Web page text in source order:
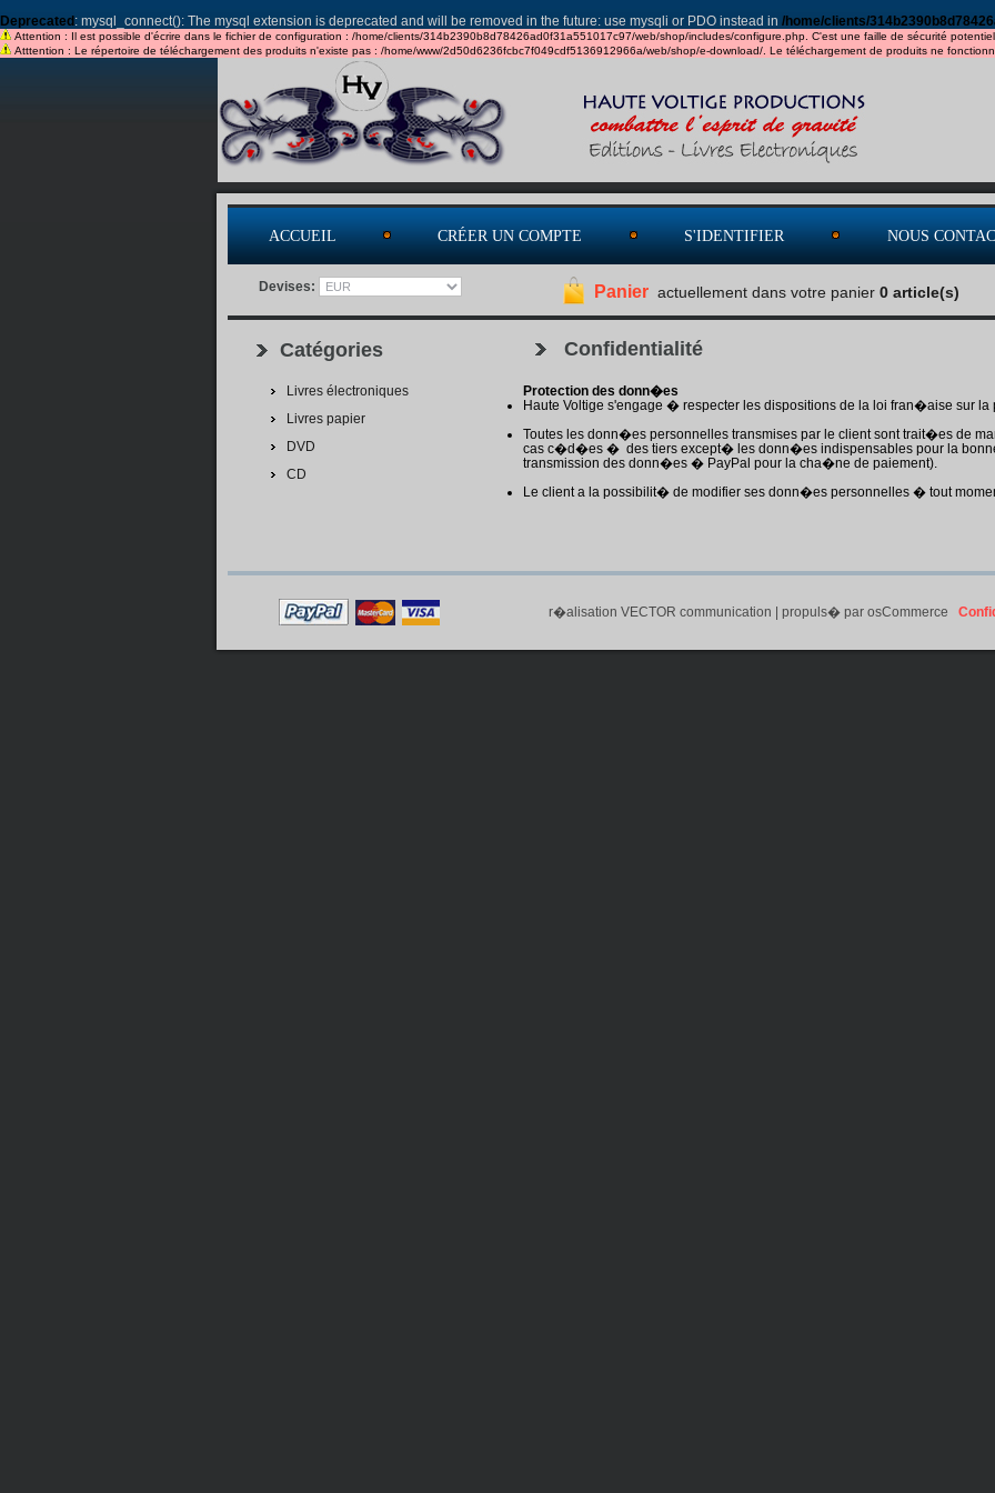
Deprecated : mysql_connect(): The mysql extension is deprecated and will be removed in the future: use mysqli or PDO instead in /home/clients/
Attention : Il est possible d'écrire dans le fichier de configuration : /home/clients/314b2390b8d78426ad0f31a551017c97/web/shop/includes/configure.php. C'est une faille de sécurité
Atttention : Le répertoire de téléchargement des produits n'existe pas : /home/www/2d50d6236fcbc7f049cdf5136912966a/web/shop/e-download/. Le téléchargement de produits ne
ACCUEIL CRÉER UN COMPTE S'IDENTIFIER NOUS
Devises: Panier actuellement dans votre panier 0 article(s)
Catégories
Livres électroniques
Livres papier
DVD
CD
Confidentialité
Protection des donn�es
Haute Voltige s'engage � respecter les dispositions de la loi fran�aise sur
Toutes les donn�es personnelles transmises par le client sont trait�es de
cas c�d�es � des tiers except� les donn�es indispensables pour la
transmission des donn�es � PayPal pour la cha�ne de paiement).
Le client a la possibilit� de modifier ses donn�es personnelles � tout
r�alisation VECTOR communication | propuls� par osCommerce